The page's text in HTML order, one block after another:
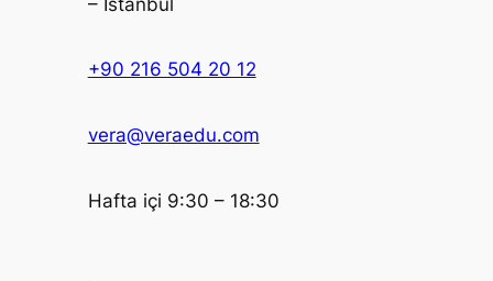
+90 216 504 20 12
vera@veraedu.com
Hafta içi 9:30 – 18:30